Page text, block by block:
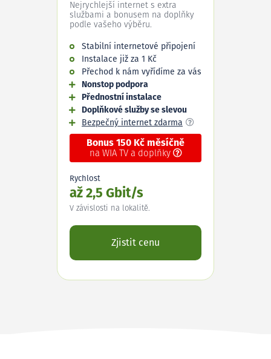
Nejrychlejší internet s extra
službami a bonusem na doplňky
podle vašeho výběru.
Stabilní internetové připojení
Instalace již za 1 Kč
Přechod k nám vyřídíme za vás
Nonstop podpora
Přednostní instalace
Doplňkové služby se slevou
Bezpečný internet zdarma
Bonus 150 Kč měsíčně
na WIA TV a doplňky
Rychlost
až 2,5 Gbit/s
V závislosti na lokalitě.
Zjistit cenu